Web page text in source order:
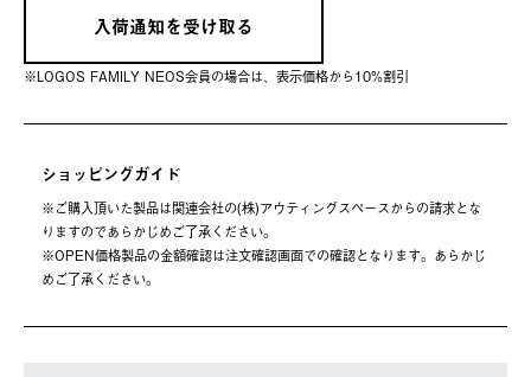
入荷通知を受け取る
※LOGOS FAMILY NEOS会員の場合は、表⽰価格から10%割引
ショッピングガイド
※ご購⼊頂いた製品は関連会社の(株)アウティングスペースからの請求とな
りますのであらかじめご了承ください。
※OPEN価格製品の⾦額確認は注⽂確認画⾯での確認となります。あらかじ
めご了承ください。